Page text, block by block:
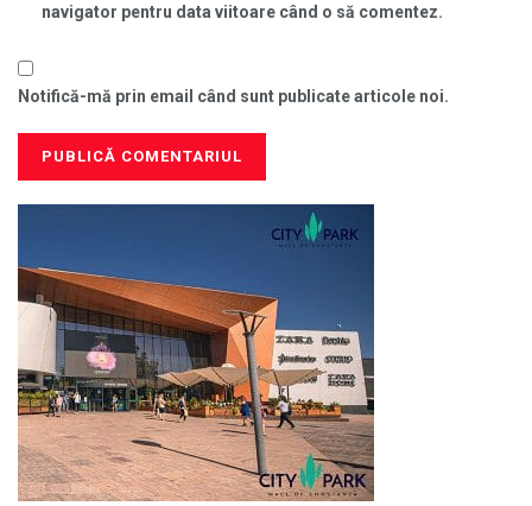
navigator pentru data viitoare când o să comentez.
Notifică-mă prin email când sunt publicate articole noi.